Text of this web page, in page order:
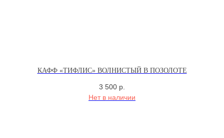
КАФФ «ТИФЛИС» ВОЛНИСТЫЙ В ПОЗОЛОТЕ
3 500 р.
Нет в наличии